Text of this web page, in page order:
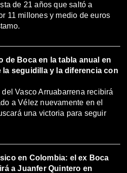
de 21 años que saltó a
11 millones y medio de euros
de Boca en la tabla anual en
la seguidilla y la diferencia con
Vasco Arruabarrena recibirá
a Vélez nuevamente en el
una victoria para seguir
en Colombia: el ex Boca
a Juanfer Quintero en